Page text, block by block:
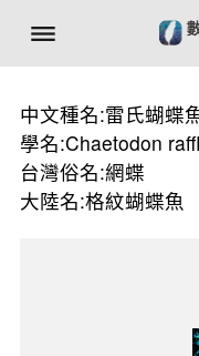
中文種名:雷氏蝴蝶
學名:Chaetodon
台灣俗名:網蝶
大陸名:格紋蝴蝶魚